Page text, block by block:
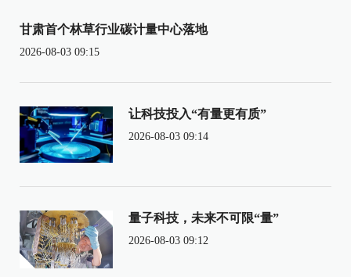
甘肃首个林草行业碳计量中心落地
2026-08-03 09:15
让科技投入“有量更有质”
2026-08-03 09:14
量子科技，未来不可限“量”
2026-08-03 09:12